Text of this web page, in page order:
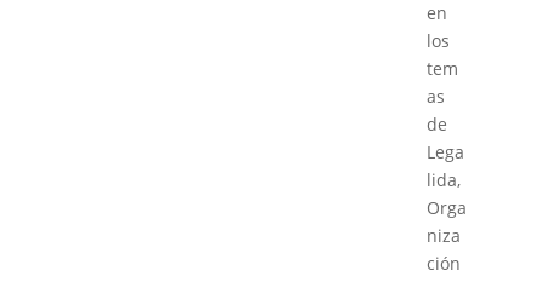
en
los
tem
as
de
Lega
lida,
Orga
niza
ción